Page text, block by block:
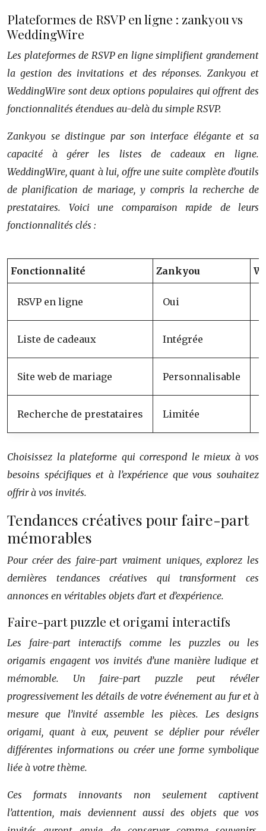
Plateformes de RSVP en ligne : zankyou vs
WeddingWire
Les plateformes de RSVP en ligne simplifient grandement
la gestion des invitations et des réponses. Zankyou et
WeddingWire sont deux options populaires qui offrent des
fonctionnalités étendues au-delà du simple RSVP.
Zankyou se distingue par son interface élégante et sa
capacité à gérer les listes de cadeaux en ligne.
WeddingWire, quant à lui, offre une suite complète d’outils
de planification de mariage, y compris la recherche de
prestataires. Voici une comparaison rapide de leurs
fonctionnalités clés :
Fonctionnalité Zankyou
RSVP en ligne Oui
Liste de cadeaux Intégrée
Site web de mariage Personnalisable
Recherche de prestataires Limitée
Choisissez la plateforme qui correspond le mieux à vos
besoins spécifiques et à l’expérience que vous souhaitez
offrir à vos invités.
Tendances créatives pour faire-part
mémorables
Pour créer des faire-part vraiment uniques, explorez les
dernières tendances créatives qui transforment ces
annonces en véritables objets d’art et d’expérience.
Faire-part puzzle et origami interactifs
Les faire-part interactifs comme les puzzles ou les
origamis engagent vos invités d’une manière ludique et
mémorable. Un faire-part puzzle peut révéler
progressivement les détails de votre événement au fur et à
mesure que l’invité assemble les pièces. Les designs
origami, quant à eux, peuvent se déplier pour révéler
différentes informations ou créer une forme symbolique
liée à votre thème.
Ces formats innovants non seulement captivent
l’attention, mais deviennent aussi des objets que vos